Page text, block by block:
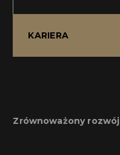
KARIERA
Zrównoważony rozwój